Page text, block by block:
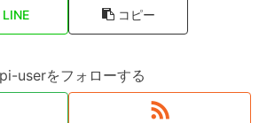
LINE コピー
userをフォローする